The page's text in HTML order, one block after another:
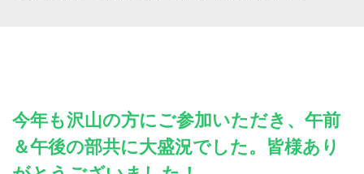
今年も沢山の方にご参加いただき、午前
＆午後の部共に大盛況でした。皆様あり